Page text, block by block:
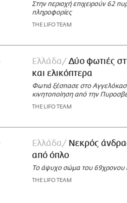
Στην περιοχή επιχειρούν 62
πληροφορίες
THE LIFO TEAM
Ελλάδα
Δύο φωτιές
και ελικόπτερα
Φωτιά ξέσπασε στο
κινητοποίηση από την
THE LIFO TEAM
Ελλάδα
Νεκρός
από όπλο
Το άψυχο σώμα του 69χρονου
THE LIFO TEAM